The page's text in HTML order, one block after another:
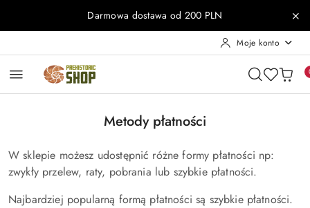
Przejdź do treści głównej
Przejdź do wyszukiwarki
Przejdź do moje konto
Przejdź do menu głównego
Przejdź do stopkiDarmowa dostawa od 200 PLN
Moje konto
Metody płatności
W sklepie możesz udostępnić różne formy płatności np:
zwykły przelew, raty, pobrania lub szybkie płatności.
Najbardziej popularną formą płatności są szybkie płatności.